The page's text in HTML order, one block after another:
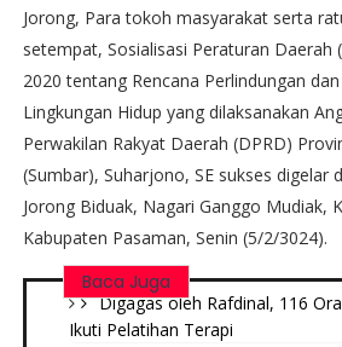
Jorong, Para tokoh masyarakat serta
setempat, Sosialisasi Peraturan Daerah
2020 tentang Rencana Perlindungan
Lingkungan Hidup yang dilaksanakan
Perwakilan Rakyat Daerah (DPRD)
(Sumbar), Suharjono, SE sukses digelar
Jorong Biduak, Nagari Ganggo Mudiak,
Kabupaten Pasaman, Senin (5/2/3024).
Baca Juga
Digagas oleh Rafdinal, 116
Ikuti Pelatihan Terapi